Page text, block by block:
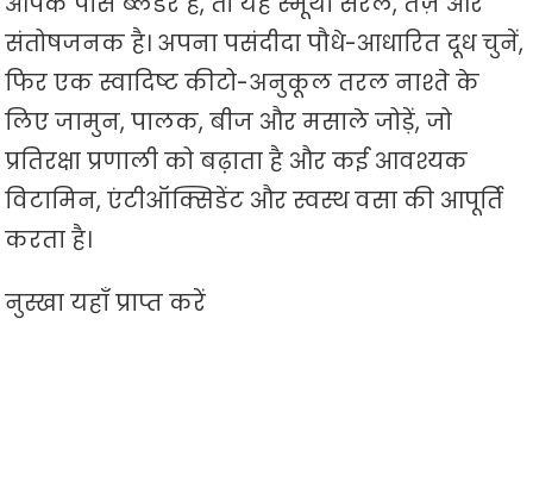
संतोषजनक है। अपना पसंदीदा पौधे-आधारित दूध चुनें,
फिर एक स्वादिष्ट कीटो-अनुकूल तरल नाश्ते के
लिए जामुन, पालक, बीज और मसाले जोड़ें, जो
प्रतिरक्षा प्रणाली को बढ़ाता है और कई आवश्यक
विटामिन, एंटीऑक्सिडेंट और स्वस्थ वसा की आपूर्ति
करता है।
नुस्खा यहाँ प्राप्त करें